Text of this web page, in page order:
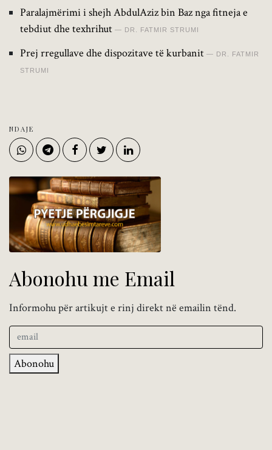
Paralajmërimi i shejh AbdulAziz bin Baz nga fitneja e
tebdiut dhe texhrihut
DR. FATMIR STRUMI
Prej rregullave dhe dispozitave të kurbanit DR. FATMIR
STRUMI
NDAJE
Abonohu me Email
Informohu për artikujt e rinj direkt në emailin tënd.
Abonohu